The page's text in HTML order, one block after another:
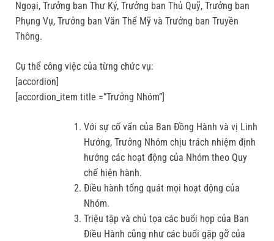
Ngoại, Trưởng ban Thư Ký, Trưởng ban Thủ Quỹ, Trưởng ban
Phụng Vụ, Trưởng ban Văn Thể Mỹ và Trưởng ban Truyền
Thông.
Cụ thể công việc của từng chức vụ:
[accordion]
[accordion_item title =”Trưởng Nhóm”]
Với sự cố vấn của Ban Đồng Hành và vị Linh
Hướng, Trưởng Nhóm chịu trách nhiệm định
hướng các hoạt động của Nhóm theo Quy
chế hiện hành.
Điều hành tổng quát mọi hoạt động của
Nhóm.
Triệu tập và chủ tọa các buổi họp của Ban
Điều Hành cũng như các buổi gặp gỡ của